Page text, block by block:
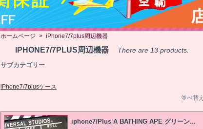
ホームページ > iPhone7/7plus周辺機器
IPHONE7/7PLUS周辺機器 There are 13 products.
サブカテゴリー
iPhone7/7plusケース
並べ替え
iphone7/Plus A BATHING APE グリーン...